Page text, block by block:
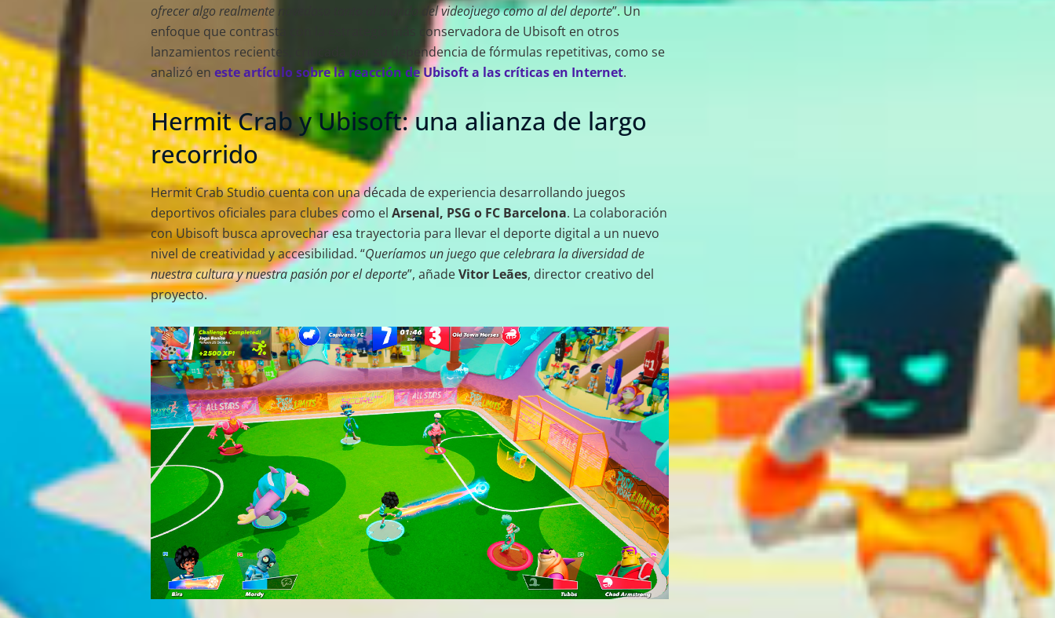
ofrecer algo realmente novedoso tanto al mundo del videojuego como al del deporte”. Un
enfoque que contrasta con la estrategia más conservadora de Ubisoft en otros
lanzamientos recientes, criticada por su dependencia de fórmulas repetitivas, como se
analizó en este artículo sobre la reacción de Ubisoft a las críticas en Internet.
Hermit Crab y Ubisoft: una alianza de largo
recorrido
Hermit Crab Studio cuenta con una década de experiencia desarrollando juegos
deportivos oficiales para clubes como el Arsenal, PSG o FC Barcelona. La colaboración
con Ubisoft busca aprovechar esa trayectoria para llevar el deporte digital a un nuevo
nivel de creatividad y accesibilidad. “Queríamos un juego que celebrara la diversidad de
nuestra cultura y nuestra pasión por el deporte”, añadeVitor Leães, director creativo del
proyecto.